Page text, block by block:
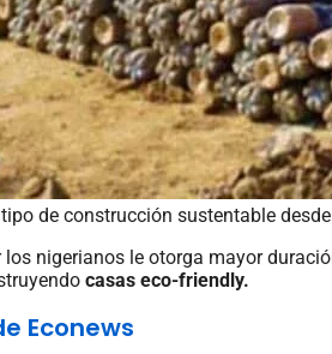
de construcción sustentable
nigerianos le otorga mayor
casas eco-friendly.
Econews